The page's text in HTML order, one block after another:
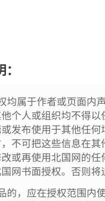
均属于作者或页面内
个人或组织均不得
发布使用于其他任
不可把这些信息在
或再使用北国网的
网书面授权。否则将
的，应在授权范围内